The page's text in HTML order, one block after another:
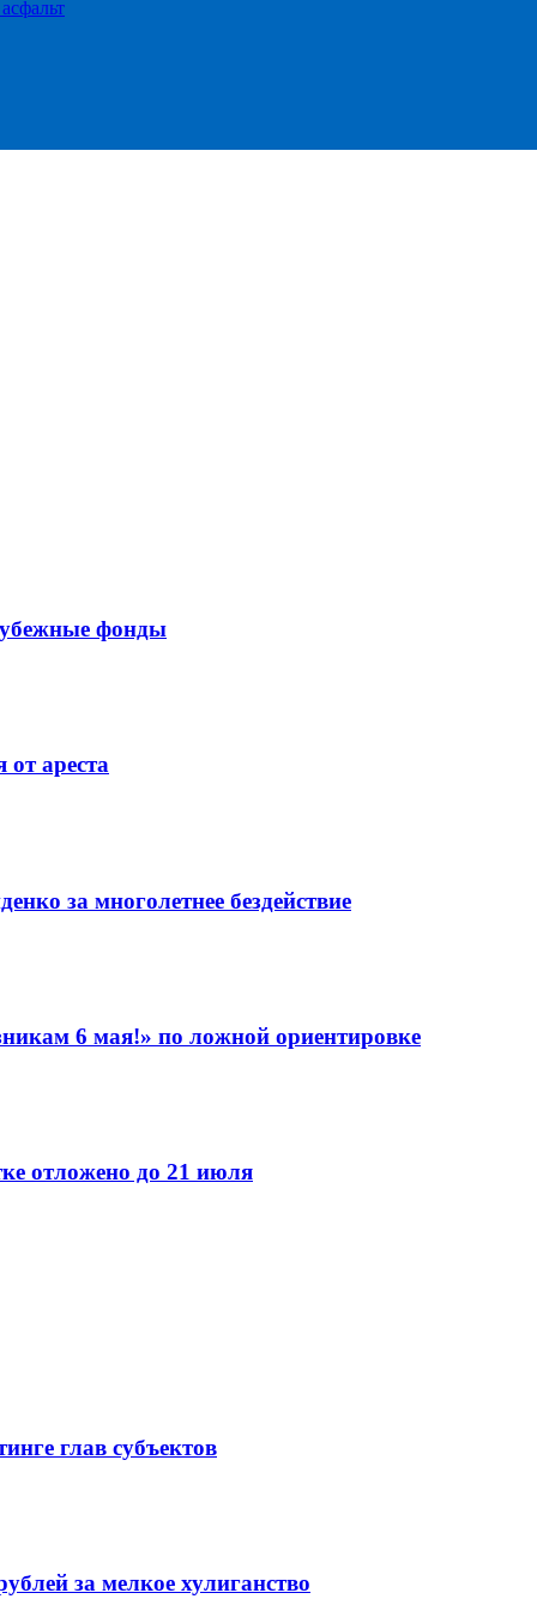
фонды
ареста
за многолетнее бездействие
6 мая!» по ложной ориентировке
отложено до 21 июля
глав субъектов
за мелкое хулиганство